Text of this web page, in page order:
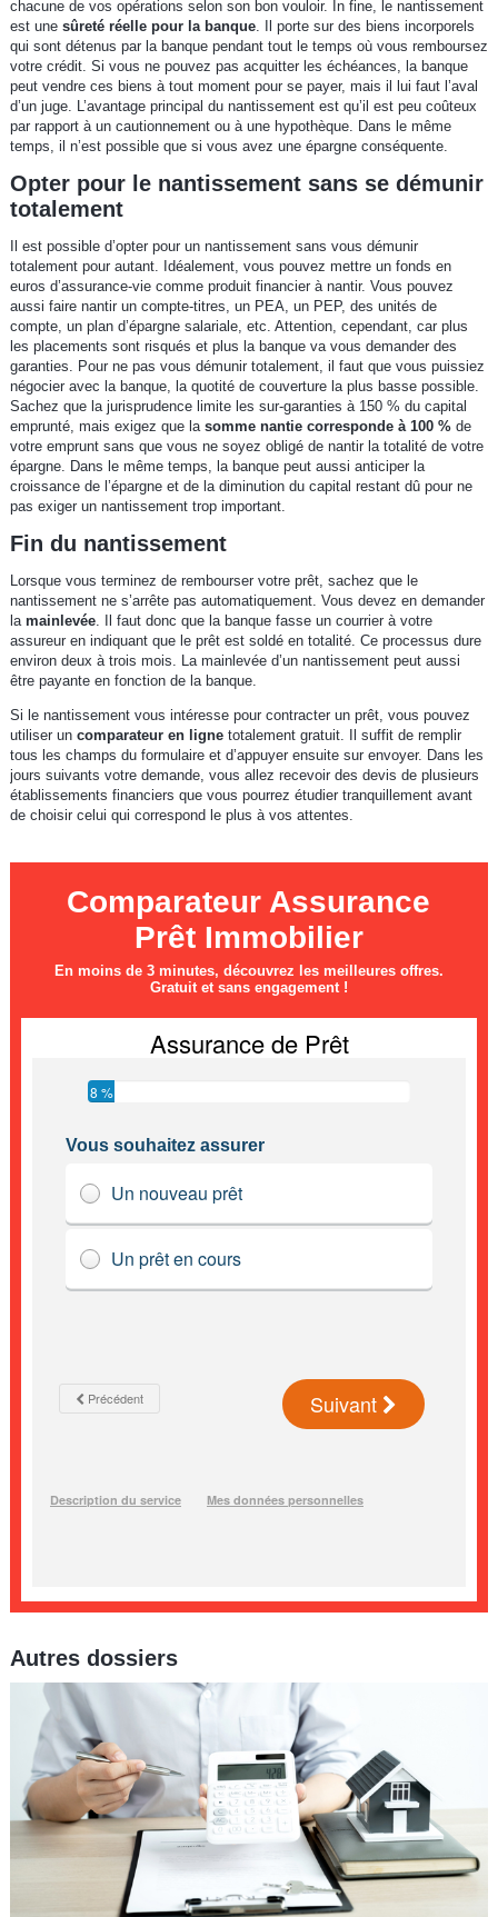
chacune de vos opérations selon son bon vouloir. In fine, le nantissement
est une sûreté réelle pour la banque. Il porte sur des biens incorporels
qui sont détenus par la banque pendant tout le temps où vous remboursez
votre crédit. Si vous ne pouvez pas acquitter les échéances, la banque
peut vendre ces biens à tout moment pour se payer, mais il lui faut l’aval
d’un juge. L’avantage principal du nantissement est qu’il est peu coûteux
par rapport à un cautionnement ou à une hypothèque. Dans le même
temps, il n’est possible que si vous avez une épargne conséquente.
Opter pour le nantissement sans se démunir
totalement
Il est possible d’opter pour un nantissement sans vous démunir
totalement pour autant. Idéalement, vous pouvez mettre un fonds en
euros d’assurance-vie comme produit financier à nantir. Vous pouvez
aussi faire nantir un compte-titres, un PEA, un PEP, des unités de
compte, un plan d’épargne salariale, etc. Attention, cependant, car plus
les placements sont risqués et plus la banque va vous demander des
garanties. Pour ne pas vous démunir totalement, il faut que vous puissiez
négocier avec la banque, la quotité de couverture la plus basse possible.
Sachez que la jurisprudence limite les sur-garanties à 150 % du capital
emprunté, mais exigez que la somme nantie corresponde à 100 %de
votre emprunt sans que vous ne soyez obligé de nantir la totalité de votre
épargne. Dans le même temps, la banque peut aussi anticiper la
croissance de l’épargne et de la diminution du capital restant dû pour ne
pas exiger un nantissement trop important.
Fin du nantissement
Lorsque vous terminez de rembourser votre prêt, sachez que le
nantissement ne s’arrête pas automatiquement. Vous devez en demander
la mainlevée. Il faut donc que la banque fasse un courrier à votre
assureur en indiquant que le prêt est soldé en totalité. Ce processus dure
environ deux à trois mois. La mainlevée d’un nantissement peut aussi
être payante en fonction de la banque.
Si le nantissement vous intéresse pour contracter un prêt, vous pouvez
utiliser un comparateur en ligne totalement gratuit. Il suffit de remplir
tous les champs du formulaire et d’appuyer ensuite sur envoyer. Dans les
jours suivants votre demande, vous allez recevoir des devis de plusieurs
établissements financiers que vous pourrez étudier tranquillement avant
de choisir celui qui correspond le plus à vos attentes.
Comparateur Assurance
Prêt Immobilier
En moins de 3 minutes, découvrez les meilleures offres.
Gratuit et sans engagement !
Autres dossiers